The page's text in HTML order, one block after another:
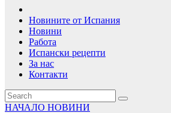
Новините от Испания
Новини
Работа
Испански рецепти
За нас
Контакти
НАЧАЛО НОВИНИ